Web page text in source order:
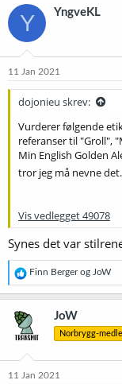
k
s
o
e
Y YngveKL
11 Jan 2021
dojonieu skrev:
Vurderer følgende
referanser til "Groll",
Min English Golden
tror jeg må nevne
Vis vedlegget 49078
Synes det var
R
e
a
s
j
e
Finn Bergerog JoW
JoW
Norbrygg-
11 Jan 2021